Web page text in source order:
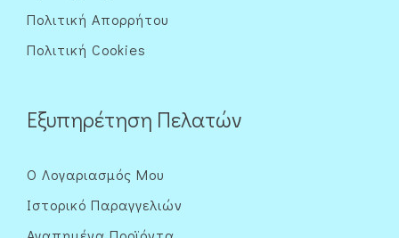
Πολιτική Απορρήτου
Πολιτική Cookies
Εξυπηρέτηση Πελατών
Ο Λογαριασμός Μου
Ιστορικό Παραγγελιών